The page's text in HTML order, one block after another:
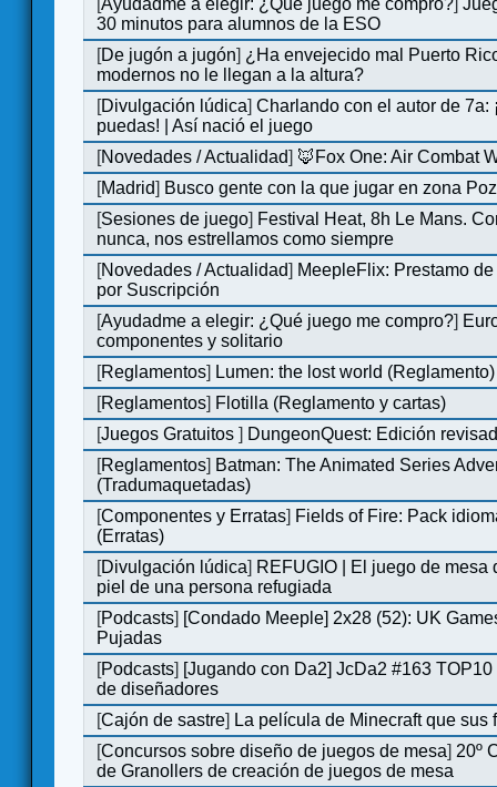
[Ayudadme a elegir: ¿Qué juego me compro? ]
30 minutos para alumnos de la ESO
[De jugón a jugón] ¿Ha envejecido mal Puerto
modernos no le llegan a la altura?
[Divulgación lúdica]Charlando con el autor de 7a:
puedas! | Así nació el juego
[Novedades / Actualidad] 🦊Fox One: Air Combat
[Madrid] Busco gente con la que jugar en zona
[Sesiones de juego] Festival Heat, 8h Le Mans.
nunca, nos estrellamos como siempre
[Novedades / Actualidad] MeepleFlix: Prestamo
por Suscripción
[Ayudadme a elegir: ¿Qué juego me compro?]
componentes y solitario
[Reglamentos] Lumen: the lost world (Reglamento)
[Reglamentos] Flotilla (Reglamento y cartas)
[Juegos Gratuitos] DungeonQuest: Edición
[Reglamentos] Batman: The Animated Series
(Tradumaquetadas)
[Componentes y Erratas] Fields of Fire: Pack
(Erratas)
[Divulgación lúdica] REFUGIO | El juego de mesa
piel de una persona refugiada
[Podcasts] [Condado Meeple] 2x28 (52): UK
Pujadas
[Podcasts] [Jugando con Da2] JcDa2 #163
de diseñadores
[Cajón de sastre] La película de Minecraft que sus
[Concursos sobre diseño de juegos de mesa] 20º
de Granollers de creación de juegos de mesa